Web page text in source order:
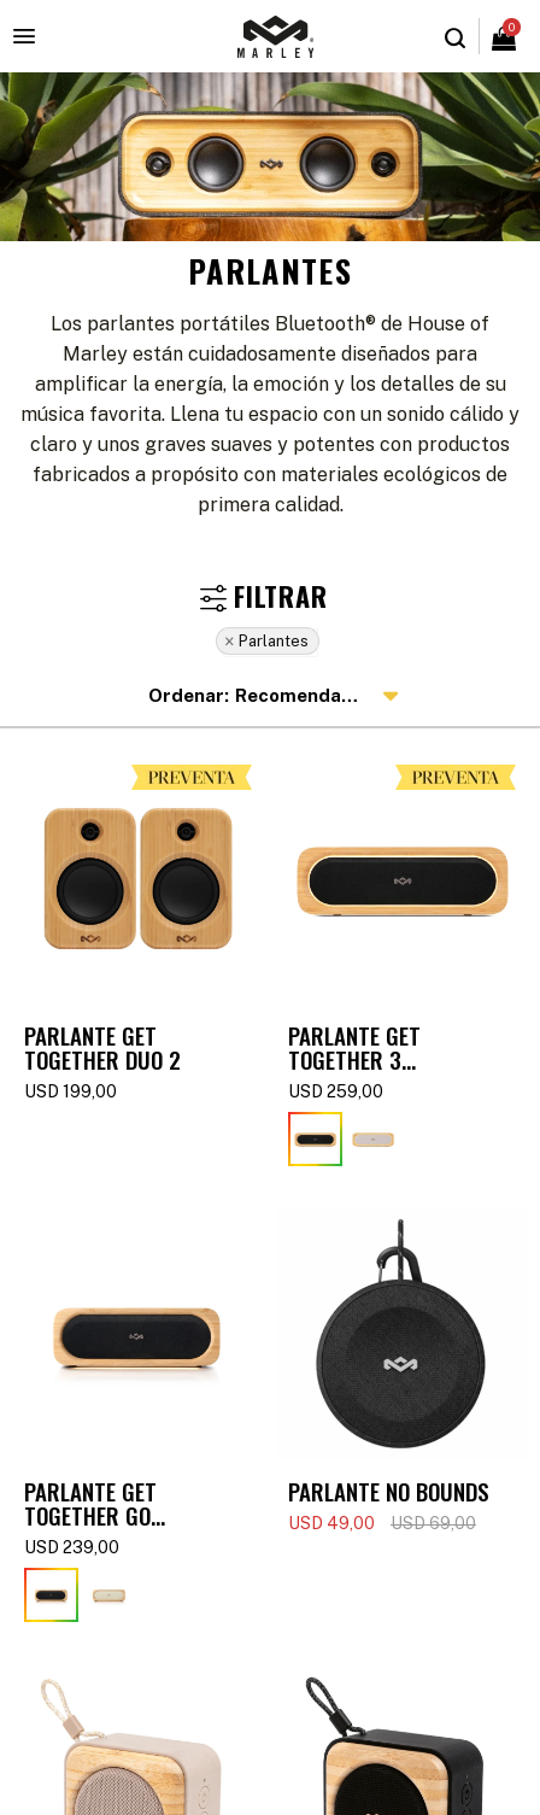
0

PARLANTES
Los parlantes portátiles Bluetooth® de House of
Marley están cuidadosamente diseñados para
amplificar la energía, la emoción y los detalles de su
música favorita. Llena tu espacio con un sonido cálido y
claro y unos graves suaves y potentes con productos
fabricados a propósito con materiales ecológicos de
primera calidad.
Parlantes
Recomendados
PARLANTE GET
TOGETHER DUO 2
USD 199,00
PARLANTE GET
TOGETHER 3
(BLUETOOTH) -
SIGNATURE BLACK
USD 259,00
PARLANTE GET
TOGETHER GO
(BLUETOOTH) -
SIGNATURE BLACK
USD 239,00
PARLANTE NO BOUNDS
USD 49,00 USD69,00